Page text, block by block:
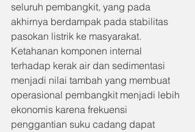
seluruh pembangkit, yang pada
akhirnya berdampak pada stabilitas
pasokan listrik ke masyarakat.
Ketahanan komponen internal
terhadap kerak air dan sedimentasi
menjadi nilai tambah yang membuat
operasional pembangkit menjadi lebih
ekonomis karena frekuensi
penggantian suku cadang dapat